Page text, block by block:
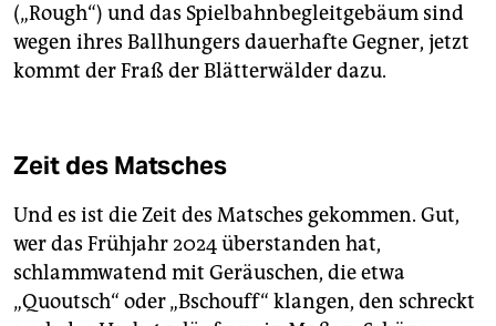
(„Rough“) und das Spielbahnbegleitgebäum sind
wegen ihres Ballhungers dauerhafte Gegner, jetzt
kommt der Fraß der Blätterwälder dazu.
Zeit des Matsches
Und es ist die Zeit des Matsches gekommen. Gut,
wer das Frühjahr 2024 überstanden hat,
schlammwatend mit Geräuschen, die etwa
„Quoutsch“ oder „Bschouff“ klangen, den schreckt